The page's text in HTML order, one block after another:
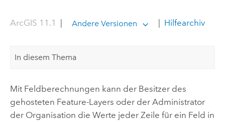
ArcGIS 11.1 Andere Versionen Hilfearchiv
In diesem Thema
Mit Feldberechnungen kann der Besitzer des
gehosteten Feature-Layers oder der Administrator
der Organisation die Werte jeder Zeile für ein Feld in